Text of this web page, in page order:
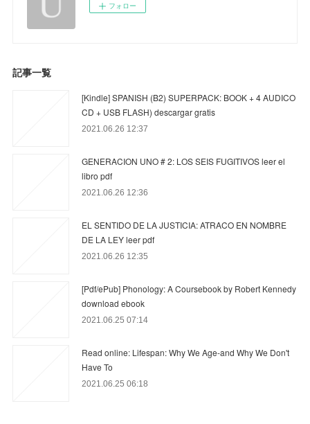
フォロー
記事一覧
[Kindle] SPANISH (B2) SUPERPACK: BOOK + 4 AUDICO
CD + USB FLASH) descargar gratis
2021.06.26 12:37
GENERACION UNO # 2: LOS SEIS FUGITIVOS leer el
libro pdf
2021.06.26 12:36
EL SENTIDO DE LA JUSTICIA: ATRACO EN NOMBRE
DE LA LEY leer pdf
2021.06.26 12:35
[Pdf/ePub] Phonology: A Coursebook by Robert Kennedy
download ebook
2021.06.25 07:14
Read online: Lifespan: Why We Age-and Why We Don't
Have To
2021.06.25 06:18